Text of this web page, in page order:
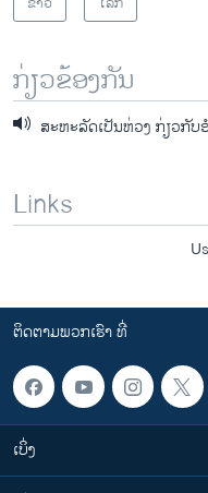
ກ່ຽວຂ້ອງກັນ
ສະຫະລັດເປັນຫ່ວງ ກ່ຽວກັ
Links
ຕິດຕາມພວກເຮົາ ທີ່
ເບິ່ງ